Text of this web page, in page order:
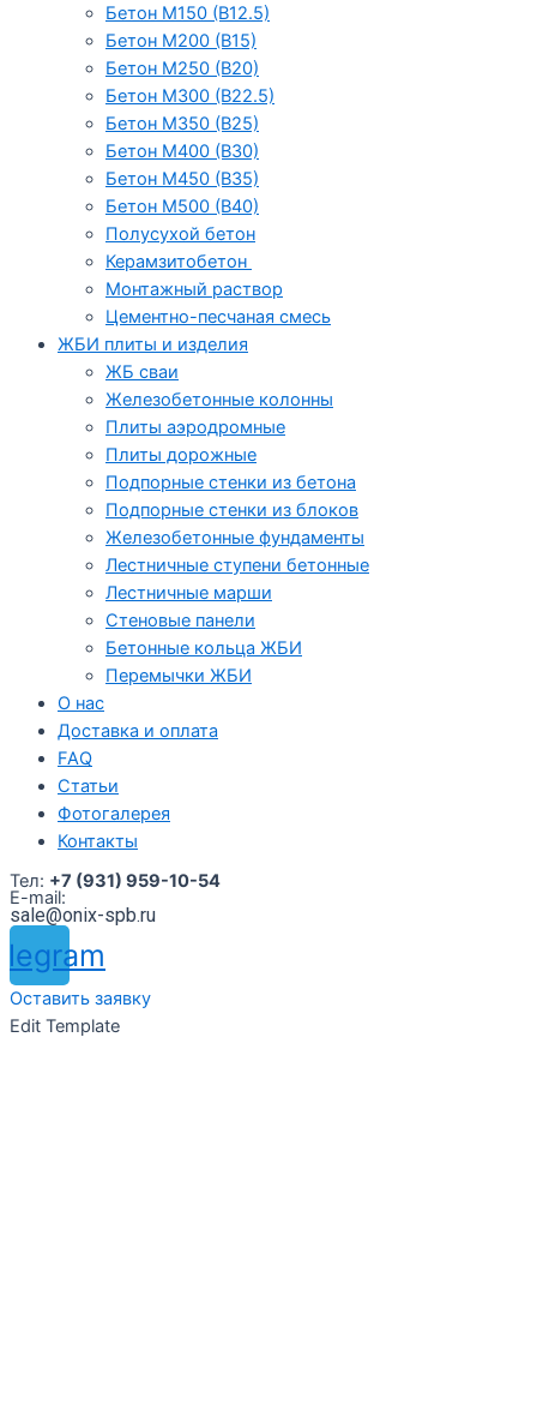
Бетон М150 (В12.5)
Бетон М200 (В15)
Бетон М250 (В20)
Бетон М300 (В22.5)
Бетон М350 (В25)
Бетон М400 (В30)
Бетон М450 (В35)
Бетон М500 (В40)
Полусухой бетон
Керамзитобетон
Монтажный раствор
Цементно-песчаная смесь
ЖБИ плиты и изделия
ЖБ сваи
Железобетонные колонны
Плиты аэродромные
Плиты дорожные
Подпорные стенки из бетона
Подпорные стенки из блоков
Железобетонные фундаменты
Лестничные ступени бетонные
Лестничные марши
Стеновые панели
Бетонные кольца ЖБИ
Перемычки ЖБИ
О нас
Доставка и оплата
FAQ
Статьи
Фотогалерея
Контакты
Тел: +7 (931) 959-10-54
E-mail:
sale@onix-spb.ru
Оставить заявку
Edit Template